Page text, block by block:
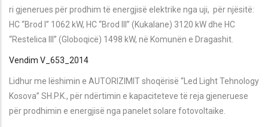
ri gjenerues për prodhim të energjisë elektrike nga uji, për njësitë:
HC “Brod I” 1062 kW, HC “Brod III” (Kukalane) 3120 kW dhe HC
“Restelica III” (Globoqicë) 1498 kW, në Komunën e Dragashit.
Vendim V_653_2014
Lidhur me lëshimin e AUTORIZIMIT shoqërisë “Led Light Tehnology
Kosova” SH.P.K., për ndërtimin e kapaciteteve të reja gjeneruese
për prodhimin e energjisë nga panelet solare fotovoltaike.